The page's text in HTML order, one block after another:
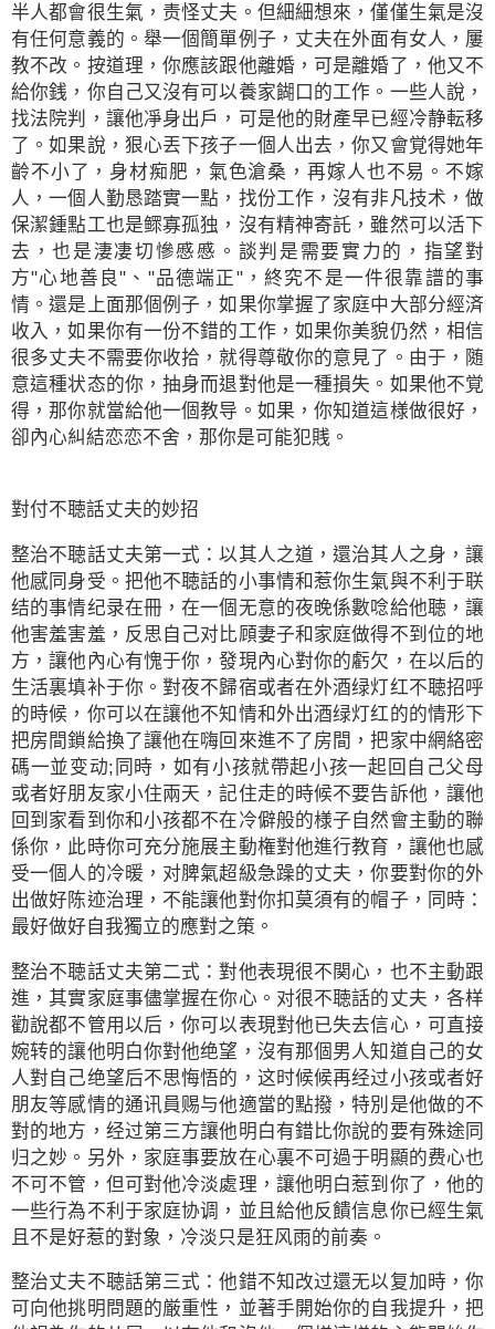
半人都會很生氣，责怪丈夫。但細細想來，僅僅生氣是沒
有任何意義的。舉一個簡單例子，丈夫在外面有女人，屢
教不改。按道理，你應該跟他離婚，可是離婚了，他又不
給你銭，你自己又沒有可以養家餬口的工作。一些人說，
找法院判，讓他凈身出戶，可是他的財產早已經冷静転移
了。如果說，狠心丟下孩子一個人出去，你又會覚得她年
齡不小了，身材痴肥，氣色滄桑，再嫁人也不易。不嫁
人，一個人勤恳踏實一點，找份工作，沒有非凡技术，做
保潔鍾點工也是鳏寡孤独，沒有精神寄託，雖然可以活下
去，也是淒凄切慘慼慼。談判是需要實力的，指望對
方"心地善良"、"品德端正"，終究不是一件很靠譜的事
情。還是上面那個例子，如果你掌握了家庭中大部分經済
收入，如果你有一份不錯的工作，如果你美貌仍然，相信
很多丈夫不需要你收拾，就得尊敬你的意見了。由于，随
意這種状态的你，抽身而退對他是一種損失。如果他不覚
得，那你就當給他一個教导。如果，你知道這様做很好，
卻內心糾結恋恋不舍，那你是可能犯賎。
對付不聴話丈夫的妙招
整治不聴話丈夫第一式：以其人之道，還治其人之身，讓
他感同身受。把他不聴話的小事情和惹你生氣與不利于联
结的事情纪录在冊，在一個无意的夜晚係數唸給他聴，讓
他害羞害羞，反思自己对比頋妻子和家庭做得不到位的地
方，讓他內心有愧于你，發現內心對你的虧欠，在以后的
生活裏填补于你。對夜不歸宿或者在外酒绿灯红不聴招呼
的時候，你可以在讓他不知情和外出酒绿灯红的的情形下
把房間鎖給換了讓他在嗨回來進不了房間，把家中網絡密
碼一並变动;同時，如有小孩就帶起小孩一起回自己父母
或者好朋友家小住兩天，記住走的時候不要告訴他，讓他
回到家看到你和小孩都不在冷僻般的様子自然會主動的聯
係你，此時你可充分施展主動権對他進行教育，讓他也感
受一個人的冷暖，对脾氣超級急躁的丈夫，你要對你的外
出做好陈迹治理，不能讓他對你扣莫須有的帽子，同時：
最好做好自我獨立的應對之策。
整治不聴話丈夫第二式：對他表現很不関心，也不主動跟
進，其實家庭事儘掌握在你心。对很不聴話的丈夫，各样
勸說都不管用以后，你可以表現對他已失去信心，可直接
婉转的讓他明白你對他绝望，沒有那個男人知道自己的女
人對自己绝望后不思悔悟的，这时候候再经过小孩或者好
朋友等感情的通讯員赐与他適當的點撥，特別是他做的不
對的地方，经过第三方讓他明白有錯比你說的要有殊途同
归之妙。另外，家庭事要放在心裏不可過于明顯的费心也
不可不管，但可對他冷淡處理，讓他明白惹到你了，他的
一些行為不利于家庭协调，並且給他反饋信息你已經生氣
且不是好惹的對象，冷淡只是狂风雨的前奏。
整治丈夫不聴話第三式：他錯不知改过還无以复加時，你
可向他挑明問題的厳重性，並著手開始你的自我提升，把